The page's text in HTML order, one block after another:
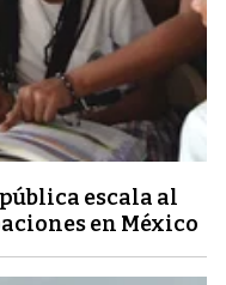
escala al
en México